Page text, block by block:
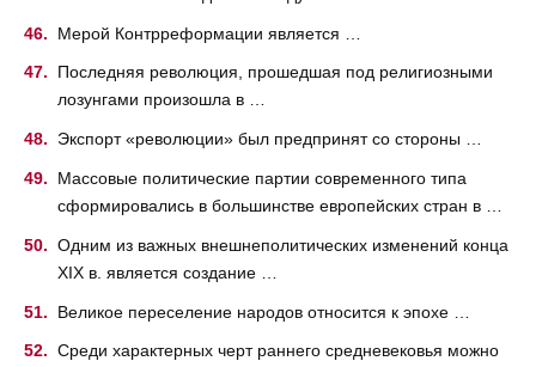
Мерой Контрреформации является …
Последняя революция, прошедшая под религиозными
лозунгами произошла в …
Экспорт «революции» был предпринят со стороны …
Массовые политические партии современного типа
сформировались в большинстве европейских стран в …
Одним из важных внешнеполитических изменений конца
XIX в. является создание …
Великое переселение народов относится к эпохе …
Среди характерных черт раннего средневековья можно